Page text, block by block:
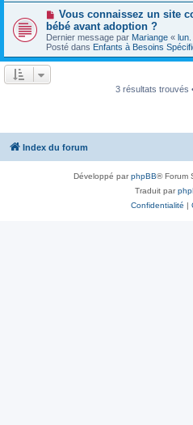
s
a
g
e
a
u
m
e
s
a
N
o
u
v
e
a
Vous connaissez un site
bébé avant adoption ?
Dernier message par Mariange «
Posté dans Enfants à Besoins
3 résultats trouvés
Index du forum
Développé parphpBB® Forum
Traduit par
Confidentialité |